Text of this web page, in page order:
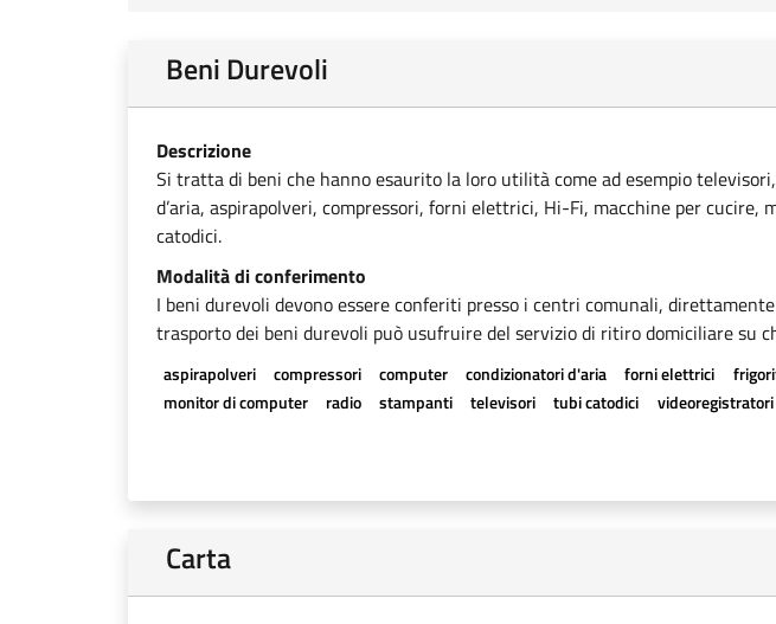
Beni Durevoli
Descrizione
Si tratta di beni che hanno esaurito la loro utilità come ad esempio
d’aria, aspirapolveri, compressori, forni elettrici, Hi-Fi, macchine per
catodici.
Modalità di conferimento
I beni durevoli devono essere conferiti presso i centri comunali,
trasporto dei beni durevoli può usufruire del servizio di ritiro domiciliare su
aspirapolveri compressori computer condizionatori d'aria forni elettrici
monitor di computer
radio stampanti televisori tubi catodici videoregistratori
Carta